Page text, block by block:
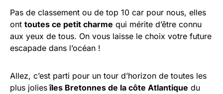
Pas de classement ou de top 10 car pour nous, elles
ont toutes ce petit charme qui mérite d’être connu
aux yeux de tous. On vous laisse le choix votre future
escapade dans l’océan !
Allez, c’est parti pour un tour d’horizon de toutes les
plus joliesîles Bretonnes de la côte Atlantique du